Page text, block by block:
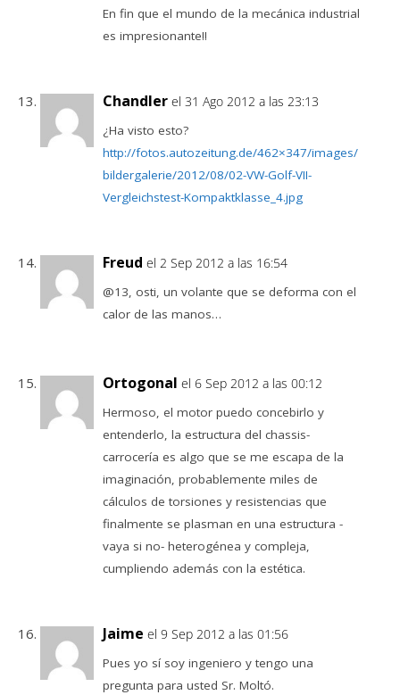
En fin que el mundo de la mecánica industrial
es impresionante!!
Chandler el 31 Ago 2012 a las 23:13
¿Ha visto esto?
http://fotos.autozeitung.de/462×347/images/
bildergalerie/2012/08/02-VW-Golf-VII-
Vergleichstest-Kompaktklasse_4.jpg
Freud el 2 Sep 2012 a las 16:54
@13, osti, un volante que se deforma con el
calor de las manos…
Ortogonal el 6 Sep 2012 a las 00:12
Hermoso, el motor puedo concebirlo y
entenderlo, la estructura del chassis-
carrocería es algo que se me escapa de la
imaginación, probablemente miles de
cálculos de torsiones y resistencias que
finalmente se plasman en una estructura -
vaya si no- heterogénea y compleja,
cumpliendo además con la estética.
Jaime el 9 Sep 2012 a las 01:56
Pues yo sí soy ingeniero y tengo una
pregunta para usted Sr. Moltó.